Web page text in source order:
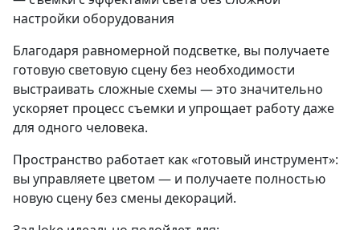
настройки оборудования
Благодаря равномерной подсветке, вы получаете
готовую световую сцену без необходимости
выстраивать сложные схемы — это значительно
ускоряет процесс съемки и упрощает работу даже
для одного человека.
Пространство работает как «готовый инструмент»:
вы управляете цветом — и получаете полностью
новую сцену без смены декораций.